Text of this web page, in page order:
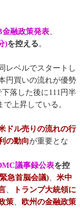
金融政策発表、
)を控える。
レベルでスタートし
円買いの流れが優勢
落した後に111円半
上昇している。
ドル売りの流れの行
の動向が重要とな
議事録公表を控
急首脳会議)、 米中
、
トランプ大統領に
策、
欧州の金融政策